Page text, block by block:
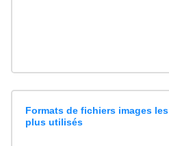
Formats de fichiers images les
plus utilisés